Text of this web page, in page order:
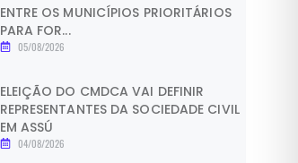
ENTRE OS MUNICÍPIOS PRIORITÁRIOS
PARA FOR...
05/08/2026
ELEIÇÃO DO CMDCA VAI DEFINIR
REPRESENTANTES DA SOCIEDADE CIVIL
EM ASSÚ
04/08/2026